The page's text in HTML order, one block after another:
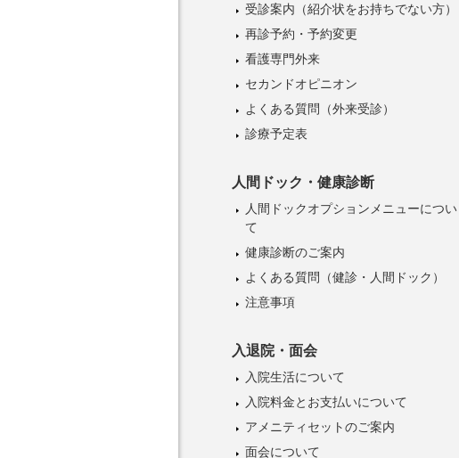
受診案内 （紹介状をお持ちでない方）
再診予約・予約変更
看護専門外来
セカンドオピニオン
よくある質問（外来受診）
診療予定表
人間ドック・健康診断
人間ドックオプションメニューについ
て
健康診断のご案内
よくある質問（健診・人間ドック）
注意事項
入退院・面会
入院生活について
入院料金とお支払いについて
アメニティセットのご案内
面会について